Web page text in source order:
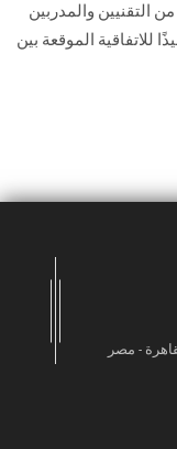
التقنيين والمدربين
للاتفاقية الموقعة بين
- مصر